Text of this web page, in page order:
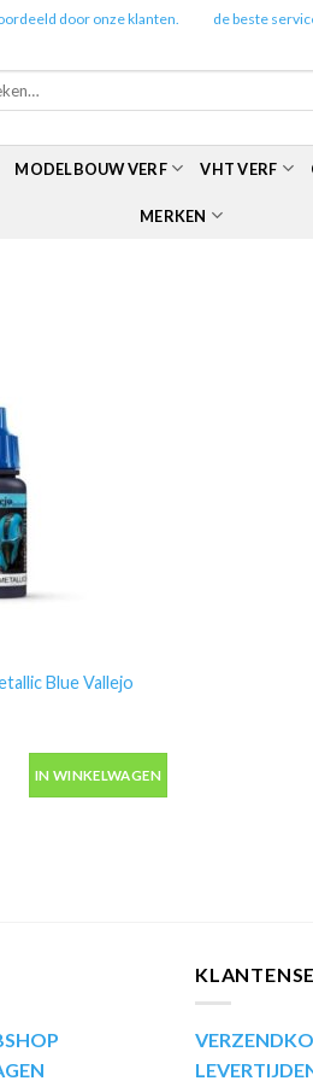
door onze klanten. de beste
MODELBOUW VERF VHT VERF
MERKEN
Blue Vallejo
Blue Vallejo 17ml 69067 aantal
IN WINKELWAGEN